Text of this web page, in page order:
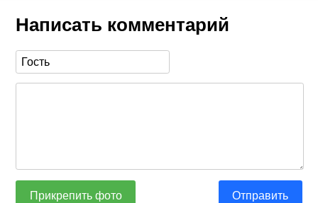
Написать комментарий
Прикрепить фото Отправить